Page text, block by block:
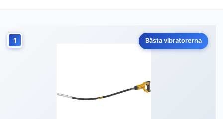
1 Bästa vibratorerna